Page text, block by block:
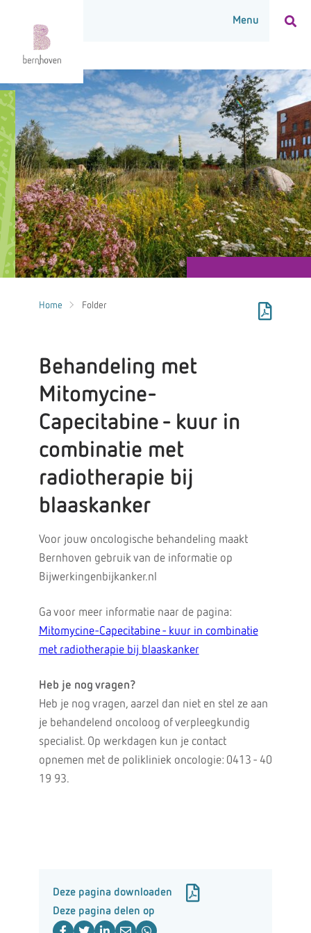
Home Folder
Behandeling met
Mitomycine-
Capecitabine - kuur in
combinatie met
radiotherapie bij
blaaskanker
Voor jouw oncologische behandeling maakt
Bernhoven gebruik van de informatie op
Bijwerkingenbijkanker.nl
Ga voor meer informatie naar de pagina:
Mitomycine-Capecitabine - kuur in combinatie
met radiotherapie bij blaaskanker
Heb je nog vragen?
Heb je nog vragen, aarzel dan niet en stel ze aan
je behandelend oncoloog of verpleegkundig
specialist. Op werkdagen kun je contact
opnemen met de polikliniek oncologie: 0413 - 40
19 93.
Deze pagina downloaden
Deze pagina delen op